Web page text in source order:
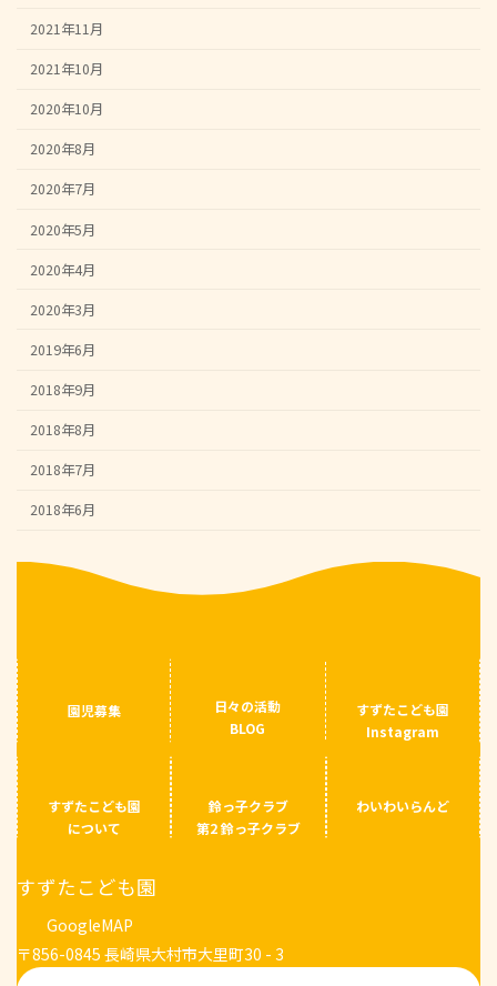
2021年11月
2021年10月
2020年10月
2020年8月
2020年7月
2020年5月
2020年4月
2020年3月
2019年6月
2018年9月
2018年8月
2018年7月
2018年6月
園児募集
日々の活動
BLOG
すずたこども園
Instagram
すずたこども園
について
鈴っ子クラブ
第2 鈴っ子クラブ
わいわいらんど
すずたこども園
GoogleMAP
〒856-0845 長崎県大村市大里町30 - 3